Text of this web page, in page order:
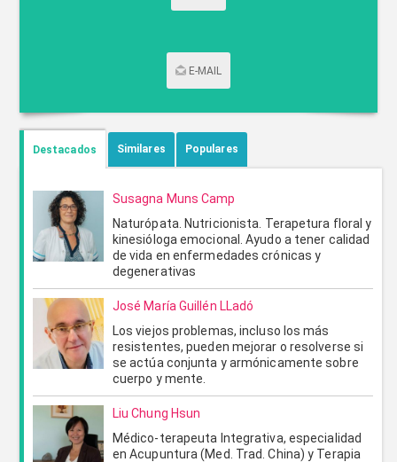
E-MAIL
ENVIAR CANCELAR
Destacados Similares Populares
Susagna Muns Camp
Naturópata. Nutricionista. Terapetura floral y
kinesióloga emocional. Ayudo a tener calidad
de vida en enfermedades crónicas y
degenerativas
José María Guillén LLadó
Los viejos problemas, incluso los más
resistentes, pueden mejorar o resolverse si
se actúa conjunta y armónicamente sobre
cuerpo y mente.
Liu Chung Hsun
Médico-terapeuta Integrativa, especialidad
en Acupuntura (Med. Trad. China) y Terapia